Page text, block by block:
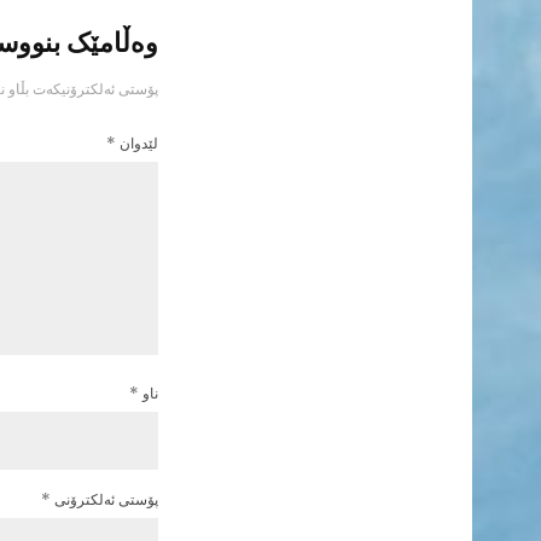
وەڵامێک
پۆستی ئەلکترۆنیکەت بڵاو
لێدوان *
ناو *
پۆستی ئەلکترۆنی *